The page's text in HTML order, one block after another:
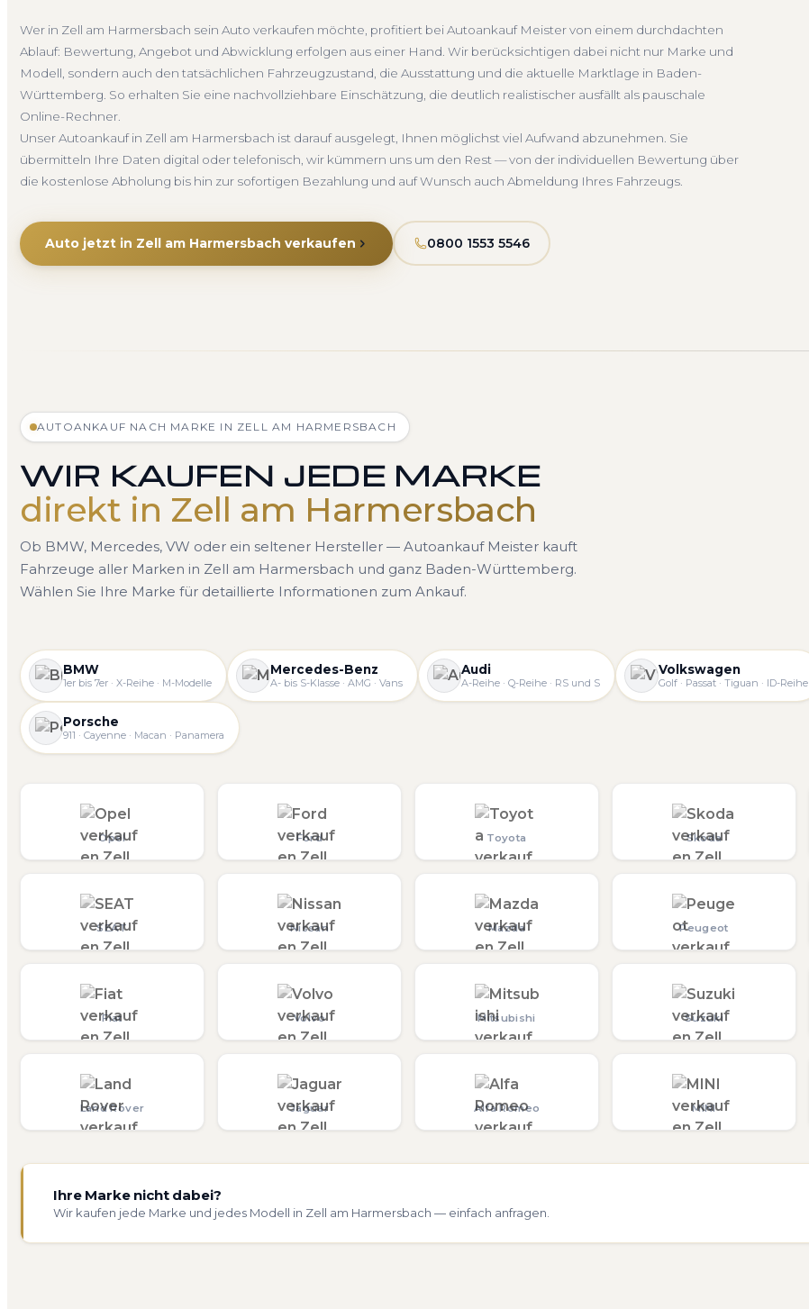
kostenlose Bewertung, ein verbindliches Angebot und auf Wunsch den kompletten Service von der Abholung
bis zur Abmeldung. Über 4.800 zufriedene Kunden sprechen für sich.
Seit 2010 4.800+ Ankäufe Komplettservice Baden-Württemberg
Wer in Zell am Harmersbach sein Auto verkaufen möchte, profitiert bei Autoankauf Meister von einem durchdachten
Ablauf: Bewertung, Angebot und Abwicklung erfolgen aus einer Hand. Wir berücksichtigen dabei nicht nur Marke und
Modell, sondern auch den tatsächlichen Fahrzeugzustand, die Ausstattung und die aktuelle Marktlage in Baden-
Württemberg. So erhalten Sie eine nachvollziehbare Einschätzung, die deutlich realistischer ausfällt als pauschale
Online-Rechner.
Unser Autoankauf in Zell am Harmersbach ist darauf ausgelegt, Ihnen möglichst viel Aufwand abzunehmen. Sie
übermitteln Ihre Daten digital oder telefonisch, wir kümmern uns um den Rest — von der individuellen Bewertung über
die kostenlose Abholung bis hin zur sofortigen Bezahlung und auf Wunsch auch Abmeldung Ihres Fahrzeugs.
Auto jetzt in Zell am Harmersbach verkaufen 0800 1553 5546
AUTOANKAUF NACH MARKE IN ZELL AM HARMERSBACH
WIR KAUFEN JEDE MARKE
direkt in Zell am Harmersbach
Ob BMW, Mercedes, VW oder ein seltener Hersteller — Autoankauf Meister kauft
Fahrzeuge aller Marken in Zell am Harmersbach und ganz Baden-Württemberg.
Wählen Sie Ihre Marke für detaillierte Informationen zum Ankauf.
BMW
1er bis 7er · X-Reihe · M-Modelle
Mercedes-Benz
A- bis S-Klasse · AMG · Vans
Audi
A-Reihe · Q-Reihe · RS und S
Volkswagen
Golf · Passat · Tiguan · ID-Reihe
Porsche
911 · Cayenne · Macan · Panamera
Opel Ford Toyota Skoda
SEAT Nissan Mazda Peugeot
Fiat Volvo Mitsubishi Suzuki
Land Rover Jaguar Alfa Romeo MINI
Ihre Marke nicht dabei?
Wir kaufen jede Marke und jedes Modell in Zell am Harmersbach — einfach anfragen.